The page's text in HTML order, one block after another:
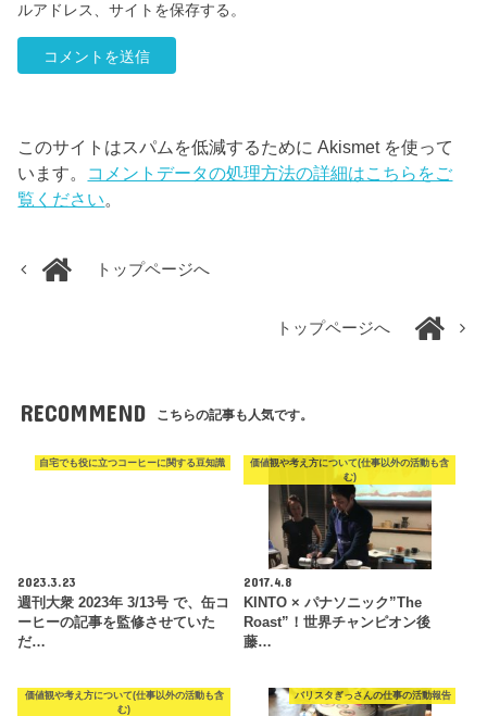
ルアドレス、サイトを保存する。
このサイトはスパムを低減するために Akismet を使って
います。 コメントデータの処理方法の詳細はこちらをご
覧ください。
トップページへ
トップページへ
RECOMMEND こちらの記事も人気です。
自宅でも役に立つコーヒーに関する豆知識
2023.3.23
週刊大衆 2023年 3/13号 で、缶コ
ーヒーの記事を監修させていた
だ…
価値観や考え方について(仕事以外の活動も含
む)
2017.4.8
KINTO × パナソニック”The
Roast”！世界チャンピオン後
藤…
価値観や考え方について(仕事以外の活動も含
む)
バリスタぎっさんの仕事の活動報告